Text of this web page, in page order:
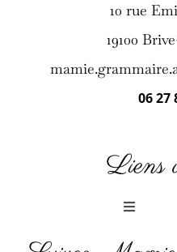
10 rue
19100
06 27
Liens
Toggle